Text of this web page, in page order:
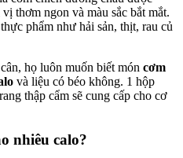
thơm ngon và màu sắc bắt mắt.
phẩm như hải sản, thịt, rau củ
họ luôn muốn biết món cơm
và liệu có béo không. 1 hộp
thập cẩm sẽ cung cấp cho cơ
nhiêu calo?